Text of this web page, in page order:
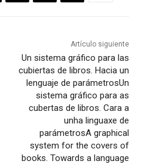
Artículo siguiente
Un sistema gráfico para las
cubiertas de libros. Hacia un
lenguaje de parámetrosUn
sistema gráfico para as
cubertas de libros. Cara a
unha linguaxe de
parámetrosA graphical
system for the covers of
books. Towards a language